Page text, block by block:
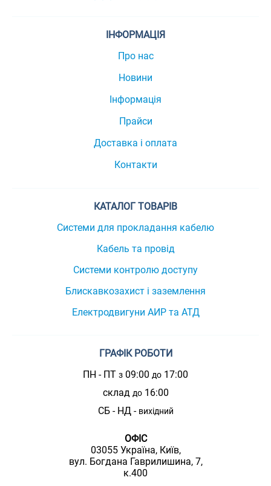
ІНФОРМАЦІЯ
Про нас
Новини
Інформація
Прайси
Доставка і оплата
Контакти
КАТАЛОГ ТОВАРІВ
Системи для прокладання кабелю
Кабель та провід
Системи контролю доступу
Блискавкозахист і заземлення
Електродвигуни АИР та АТД
ГРАФІК РОБОТИ
ПН - ПТ з 09:00 до 17:00
склад до16:00
СБ - НД - вихідний
ОФІС
03055 Україна, Київ,
вул. Богдана Гаврилишина, 7,
к.400